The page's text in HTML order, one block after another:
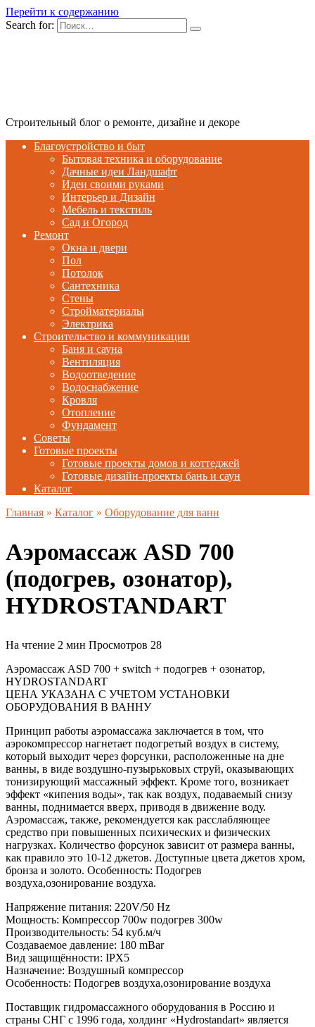
Перейти к содержанию
Search for:
Строительный блог о ремонте, дизайне и декоре
Благоустройство и быт
Бытовая техника и оборудование
Дачные идеи Ландшафт
Идеи своими руками
Интерьер и Дизайн
Мебель и текстиль
Сад и Огород
Ремонт
Окна и двери
Пол
Потолок
Сантехника
Стены
Стройматериалы
Электрика
Строительство и коммуникации
Баня и сауна
Вентиляция
Водоотведение
Водоснабжение
Кровля
Отопление
Фундамент
Советы
Готовые проекты
Готовые проекты домов и коттеджей
Готовые дизайн-проекты бань и саун
Каталог
Главная » Каталог » Оборудование для ванн
Аэромассаж ASD 700
(подогрев, озонатор),
HYDROSTANDART
На чтение 2 мин Просмотров 28
Аэромассаж ASD 700 + switch + подогрев + озонатор,
HYDROSTANDART
ЦЕНА УКАЗАНА С УЧЕТОМ УСТАНОВКИ
ОБОРУДОВАНИЯ В ВАННУ
Принцип работы аэромассажа заключается в том, что
аэрокомпрессор нагнетает подогретый воздух в систему,
который выходит через форсунки, расположенные на дне
ванны, в виде воздушно-пузырьковых струй, оказывающих
тонизирующий массажный эффект. Кроме того, возникает
эффект «кипения воды», так как воздух, подаваемый снизу
ванны, поднимается вверх, приводя в движение воду.
Аэромассаж, также, рекомендуется как расслабляющее
средство при повышенных психических и физических
нагрузках. Количество форсунок зависит от размера ванны,
как правило это 10-12 джетов. Доступные цвета джетов хром,
бронза и золото. Особенность: Подогрев
воздуха,озонирование воздуха.
Напряжение питания: 220V/50 Hz
Мощность: Компрессор 700w подогрев 300w
Производительность: 54 куб.м/ч
Создаваемое давление: 180 mBar
Вид защищённости: IPX5
Назначение: Воздушный компрессор
Особенность: Подогрев воздуха,озонирование воздуха
Поставщик гидромассажного оборудования в Россию и
страны СНГ с 1996 года, холдинг «Hydrostandart» является